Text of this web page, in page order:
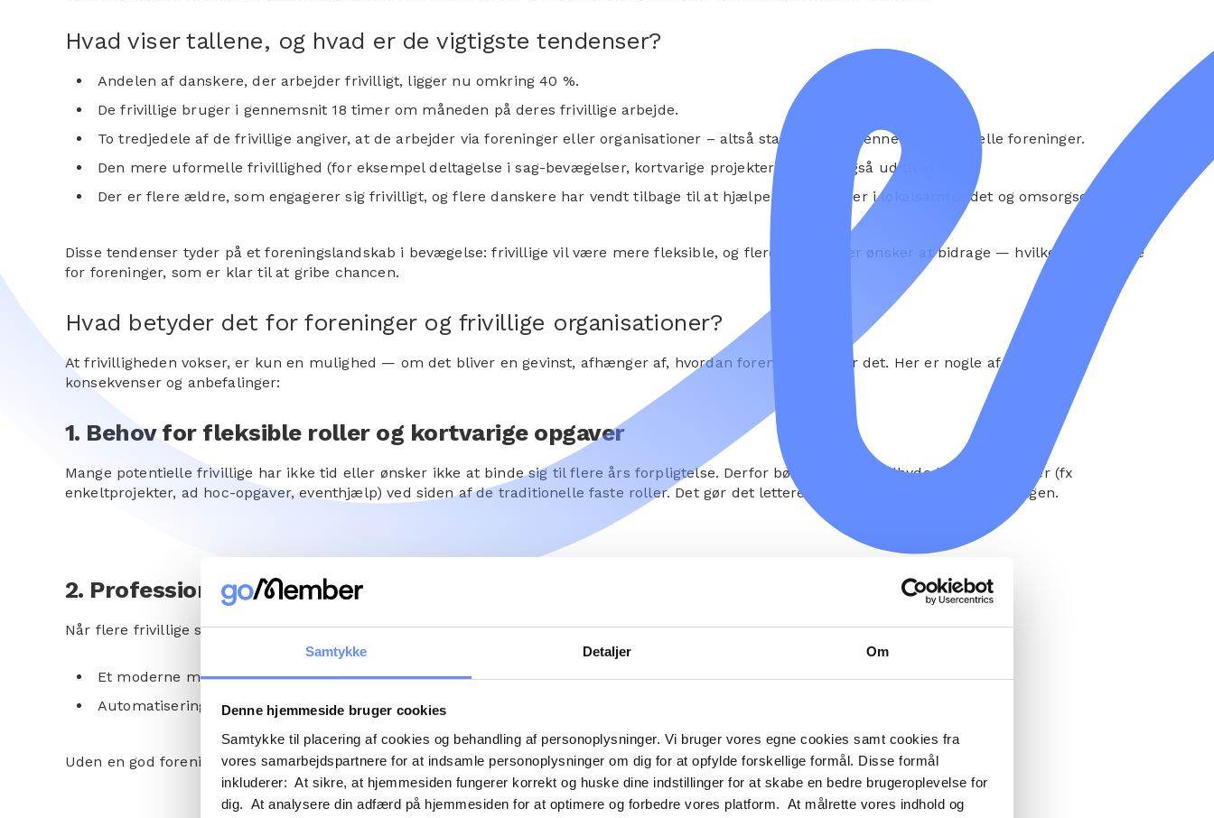
Samtykke Detaljer Om
Denne hjemmeside bruger cookies
Samtykke til placering af cookies og behandling af personoplysninger. Vi bruger vores egne cookies samt cookies fra
vores samarbejdspartnere for at indsamle personoplysninger om dig for at opfylde forskellige formål. Disse formål
inkluderer: At sikre, at hjemmesiden fungerer korrekt og huske dine indstillinger for at skabe en bedre brugeroplevelse for
dig. At analysere din adfærd på hjemmesiden for at optimere og forbedre vores platform. At målrette vores indhold og
Hvad viser tallene, og hvad er de vigtigste tendenser?
Andelen af danskere, der arbejder frivilligt, ligger nu omkring 40 %.
De frivillige bruger i gennemsnit 18 timer om måneden på deres frivillige arbejde.
To tredjedele af de frivillige angiver, at de arbejder via foreninger eller organisationer – altså stadig meget gennem traditionelle foreninger.
Den mere uformelle frivillighed (for eksempel deltagelse i sag-bevægelser, kortvarige projekter osv.) ser også ud til at stige.
Der er flere ældre, som engagerer sig frivilligt, og flere danskere har vendt tilbage til at hjælpe med opgaver i lokalsamfundet og omsorgsopgaver.
Disse tendenser tyder på et foreningslandskab i bevægelse: frivillige vil være mere fleksible, og flere mennesker ønsker at bidrage — hvilket åbner døre
for foreninger, som er klar til at gribe chancen.
Hvad betyder det for foreninger og frivillige organisationer?
At frivilligheden vokser, er kun en mulighed — om det bliver en gevinst, afhænger af, hvordan foreninger griber det. Her er nogle af de vigtigste
konsekvenser og anbefalinger:
1. Behov for fleksible roller og kortvarige opgaver
Mange potentielle frivillige har ikke tid eller ønsker ikke at binde sig til flere års forpligtelse. Derfor bør foreningen tilbyde kortvarige roller (fx
enkeltprojekter, ad hoc-opgaver, eventhjælp) ved siden af de traditionelle faste roller. Det gør det lettere for flere at springe med på bølgen.
2. Professionalisering af foreningsadministration
Når flere frivillige skal integreres, forudsætter det, at foreningen har solide administrative værktøjer:
Et moderne medlemssystem, der kan håndtere frivillige roller, frivilliges kompetencer og tilgængelighed.
Automatisering og notifikationer, der kan følge tilmeldinger, arbejdsopgaver og feedback.
Uden en god foreningsadministration risikerer man kaos, dobbeltarbejde og frustration blandt frivillige.